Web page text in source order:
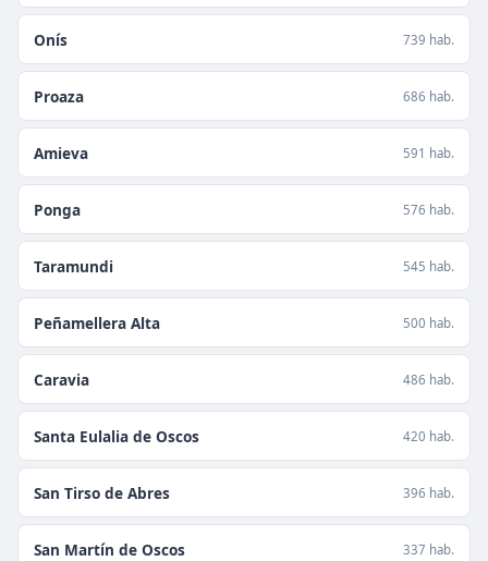
Onís 739 hab.
Proaza 686 hab.
Amieva 591 hab.
Ponga 576 hab.
Taramundi 545 hab.
Peñamellera Alta 500 hab.
Caravia 486 hab.
Santa Eulalia de Oscos 420 hab.
San Tirso de Abres 396 hab.
San Martín de Oscos 337 hab.